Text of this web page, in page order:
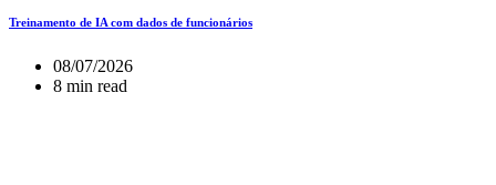
Treinamento de IA com dados de funcionários
08/07/2026
8 min read